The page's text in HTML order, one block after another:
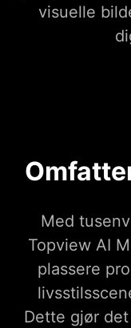
visuelle
Med
Topview AI
plassere
Dette gjør